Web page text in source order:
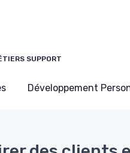
SUPPORT
Développement